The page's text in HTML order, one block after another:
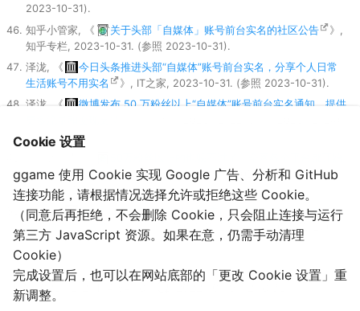
2023-10-31).
知乎小管家, 《
关于头部「自媒体」账号前台实名的社区公告
》,
知乎专栏, 2023-10-31. (参照 2023-10-31).
泽泷, 《
今日头条推进头部“自媒体”账号前台实名，分享个人日常
生活账号不用实名
》, IT之家, 2023-10-31. (参照 2023-10-31).
泽泷, 《
微博发布 50 万粉丝以上“自媒体”账号前台实名通知，提供
要求自媒体填写实名信息……
」, 新浪微博, 2023-12-22. (参照
2023-12-24).
泽泷, 《
B站通知 50 万粉丝以上 UP 主前台实名：可选择不外显，
将影响流量、收益
》, IT之家, 2023-12-26. (参照 2023-12-27).
2023-12-27T14:54:18
Cookie 设置
ggame 使用 Cookie 实现 Google 广告、分析和 GitHub
连接功能，请根据情况选择允许或拒绝这些 Cookie。
（同意后再拒绝，不会删除 Cookie，只会阻止连接与运行
第三方 JavaScript 资源。如果在意，仍需手动清理
Cookie）
完成设置后，也可以在网站底部的「更改 Cookie 设置」重
新调整。